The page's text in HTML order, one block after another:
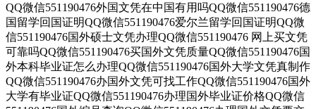
QQ微信551190476外国文凭在中国有用吗QQ微信551190476德
国留学回国证明QQ微信551190476爱尔兰留学回国证明QQ微
信551190476国外硕士文凭办理QQ微信551190476 网上买文凭
可靠吗QQ微信551190476买国外文凭质量QQ微信551190476国
外本科毕业证怎么办理QQ微信551190476国外大学文凭真制作
QQ微信551190476办国外文凭可找工作QQ微信551190476国外
大学有毕业证QQ微信551190476办理国外毕业证价格QQ微信